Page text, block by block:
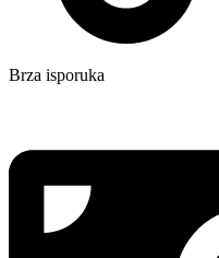
Brza isporuka